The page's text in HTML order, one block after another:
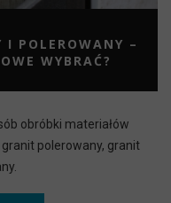
POLEROWANY –
WYBRAĆ?
obróbki materiałów
polerowany, granit